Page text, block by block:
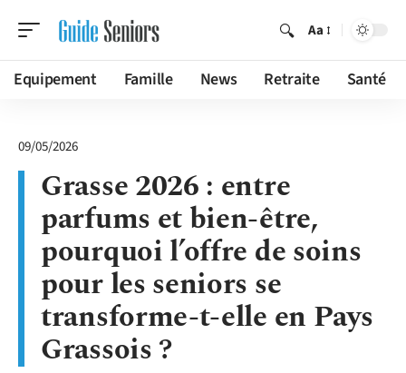
Aa
Equipement Famille News Retraite Santé
09/05/2026
Grasse 2026 : entre
parfums et bien-être,
pourquoi l’offre de soins
pour les seniors se
transforme-t-elle en Pays
Grassois ?